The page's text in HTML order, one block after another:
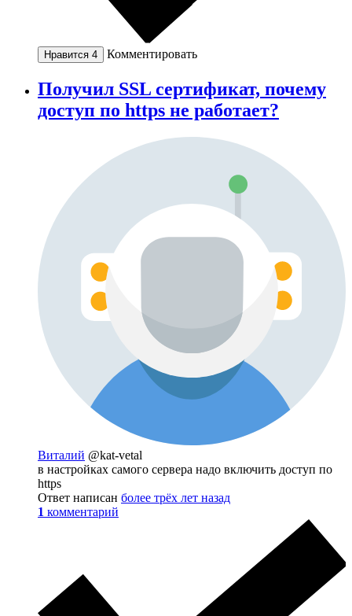
Нравится 4 Комментировать
Получил SSL сертификат, почему
доступ по https не работает?
Виталий @kat-vetal
в настройках самого сервера надо включить доступ по
https
Ответ написан более трёх лет назад
1 комментарий